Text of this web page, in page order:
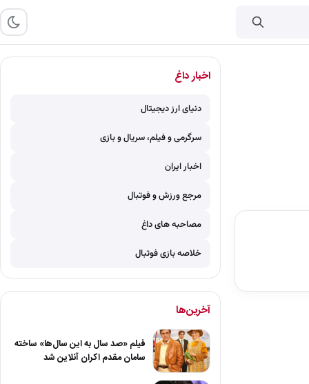
اخبار داغ
دنیای ارز دیجیتال
سرگرمی و فیلم، سریال و بازی
اخبار ایران
مرجع ورزش و فوتبال
مصاحبه های داغ
خلاصه بازی فوتبال
آخرین‌ها
فیلم «صد سال به این سال‌ها» ساخته
سامان مقدم اکران آنلاین شد